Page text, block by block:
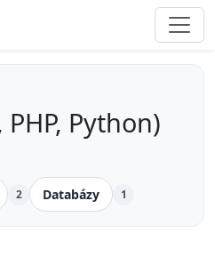
Python)
2 Databázy 1